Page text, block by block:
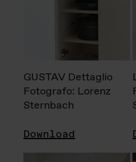
GUSTAV Dettaglio
Fotografo: Lorenz
Sternbach
Download